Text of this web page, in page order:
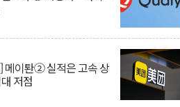
메이퇀② 실적은 고속 상
저점